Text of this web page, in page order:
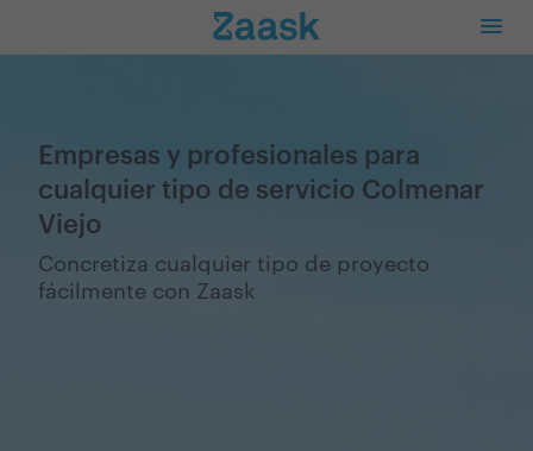
Empresas y profesionales para
cualquier tipo de servicio Colmenar
Viejo
Concretiza cualquier tipo de proyecto
fácilmente con Zaask